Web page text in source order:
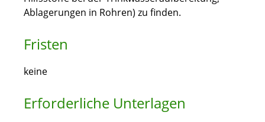
Ablagerungen in Rohren) zu finden.
Fristen
keine
Erforderliche Unterlagen